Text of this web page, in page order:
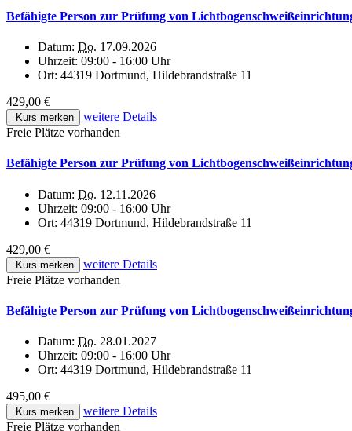
Befähigte Person zur Prüfung von
Datum: Do. 17.09.2026
Uhrzeit: 09:00 - 16:00 Uhr
Ort: 44319 Dortmund, Hildebrandstraße 11
429,00 €
Kurs merken
weitere Details
Freie Plätze vorhanden
Befähigte Person zur Prüfung von
Datum: Do. 12.11.2026
Uhrzeit: 09:00 - 16:00 Uhr
Ort: 44319 Dortmund, Hildebrandstraße 11
429,00 €
Kurs merken
weitere Details
Freie Plätze vorhanden
Befähigte Person zur Prüfung von
Datum: Do. 28.01.2027
Uhrzeit: 09:00 - 16:00 Uhr
Ort: 44319 Dortmund, Hildebrandstraße 11
495,00 €
Kurs merken
weitere Details
Freie Plätze vorhanden